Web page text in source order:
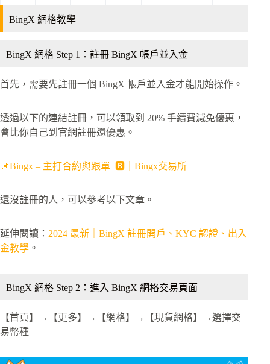
BingX 網格教學
BingX 網格 Step 1：註冊 BingX 帳戶並入金
首先，需要先註冊一個 BingX 帳戶並入金才能開始操作。
透過以下的連結註冊，可以領取到 20% 手續費減免優惠，
會比你自己到官網註冊還優惠。
📌Bingx – 主打合約與跟單 🅱️｜Bingx交易所
還沒註冊的人，可以參考以下文章。
延伸閱讀： 2024 最新｜BingX 註冊開戶、KYC 認證、出入
金教學 。
BingX 網格 Step 2：進入 BingX 網格交易頁面
【首頁】→【更多】→【網格】→【現貨網格】→選擇交
易幣種